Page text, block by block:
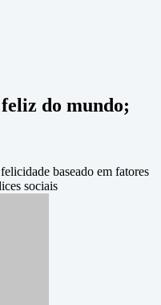
do mundo;
baseado em fatores
sociais